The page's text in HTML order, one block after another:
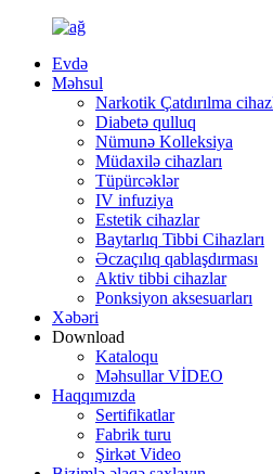
Evdə
Məhsul
Narkotik Çatdırılma
Diabetə qulluq
Nümunə Kolleksiya
Müdaxilə cihazları
Tüpürcəklər
IV infuziya
Estetik cihazlar
Baytarlıq Tibbi Cihazları
Əczaçılıq qablaşdırması
Aktiv tibbi cihazlar
Ponksiyon aksesuarları
Xəbəri
Download
Kataloqu
Məhsullar VİDEO
Haqqımızda
Sertifikatlar
Fabrik turu
Şirkət Video